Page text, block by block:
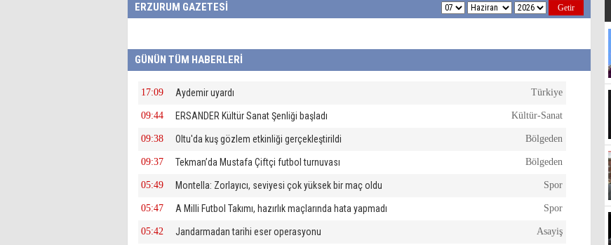
ERZURUM GAZETESİ
GÜNÜN TÜM HABERLERİ
17:09 Aydemir uyardı Türkiye
09:44 ERSANDER Kültür Sanat Şenliği başladı Kültür-Sanat
09:38 Oltu'da kuş gözlem etkinliği gerçekleştirildi Bölgeden
09:37 Tekman’da Mustafa Çiftçi futbol turnuvası Bölgeden
05:49 Montella: Zorlayıcı, seviyesi çok yüksek bir maç oldu Spor
05:47 A Milli Futbol Takımı, hazırlık maçlarında hata yapmadı Spor
05:42 Jandarmadan tarihi eser operasyonu Asayiş